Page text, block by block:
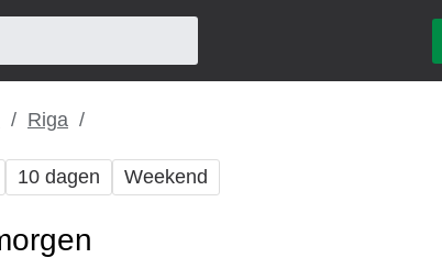
Riga
10 dagen Weekend